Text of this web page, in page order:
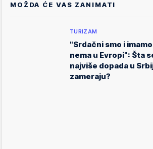
MOŽDA ĆE VAS ZANIMATI
TURIZAM
"Srdačni smo i
nema u Evropi": Šta
najviše dopada u
zameraju?